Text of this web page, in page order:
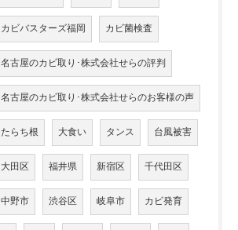
カビバスターズ福岡 カビ菌検査
名古屋のカビ取り･株式会社せらの評判
名古屋のカビ取り･株式会社せらのお客様の声
たらち根 大食い タンス 台風被害
大田区 福井県 新宿区 千代田区
中野市 渋谷区 岐阜市 カビ発育